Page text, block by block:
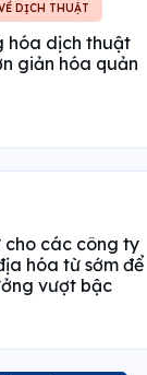
DỊCH THUẬT
hóa dịch thuật
giản hóa quản
cho các công ty
hóa từ sớm để
vượt bậc